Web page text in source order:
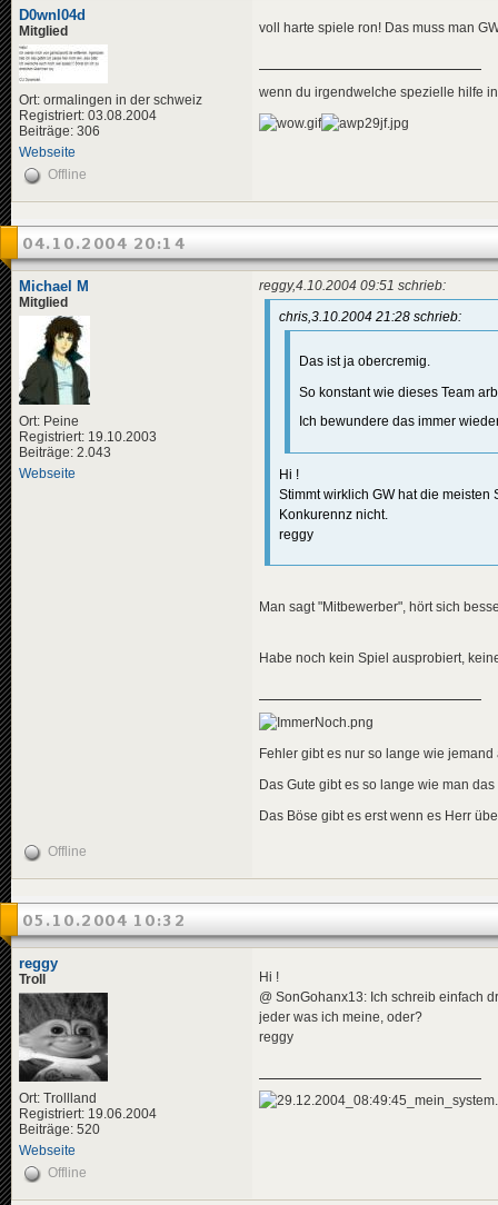
D0wnl04d
Mitglied
Ort: ormalingen in der schweiz
Registriert: 03.08.2004
Beiträge: 306
Webseite
voll harte spiele ron! Das muss man
wenn du irgendwelche spezielle hilfe
Offline
04.10.2004 20:14
Michael M
Mitglied
Ort: Peine
Registriert: 19.10.2003
Beiträge: 2.043
Webseite
reggy,4.10.2004 09:51 schrieb:
chris,3.10.2004 21:28 schrieb:
Das ist ja obercremig.
So konstant wie dieses Team
Ich bewundere das immer
Hi !
Stimmt wirklich GW hat die
Konkurennz nicht.
reggy
Man sagt "Mitbewerber", hört sich
Habe noch kein Spiel ausprobiert,
Fehler gibt es nur so lange wie jemand
Das Gute gibt es so lange wie man
Das Böse gibt es erst wenn es Herr
Offline
05.10.2004 10:32
reggy
Troll
Ort: Trollland
Registriert: 19.06.2004
Beiträge: 520
Webseite
Hi !
@ SonGohanx13: Ich schreib einfach
jeder was ich meine, oder?
reggy
Offline